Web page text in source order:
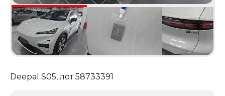
Deepal S05, лот58733391